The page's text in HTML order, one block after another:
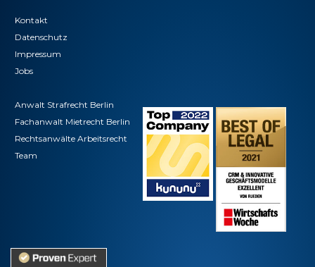
Kontakt
Datenschutz
Impressum
Jobs
Anwalt Strafrecht Berlin
Fachanwalt Mietrecht Berlin
Rechtsanwälte Arbeitsrecht
Team